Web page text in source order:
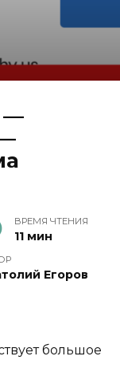
—
ВРЕМЯ ЧТЕНИЯ
11 мин
Егоров
большое